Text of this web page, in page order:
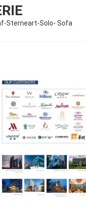
Sterneart-Solo- Sofa